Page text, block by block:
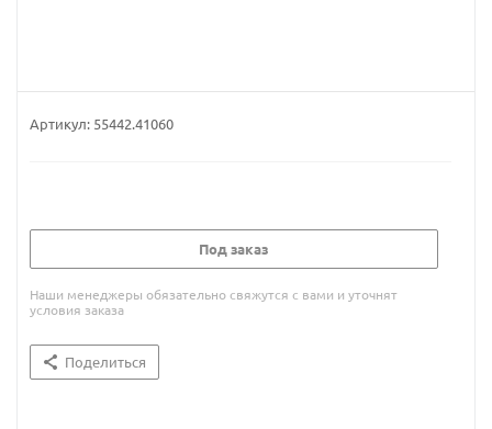
Артикул: 55442.41060
Под заказ
Наши менеджеры обязательно свяжутся с вами и уточнят
условия заказа
Поделиться